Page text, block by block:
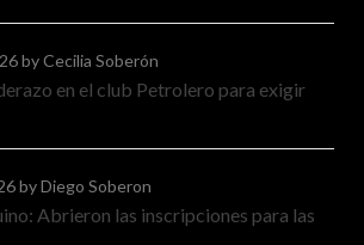
by Cecilia Soberón
en el club Petrolero para exigir
by Diego Soberon
Abrieron las inscripciones para las